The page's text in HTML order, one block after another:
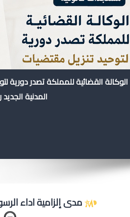
الوكالة القضائية للمملكة تصدر دورية
المدنية الجديد
مدى إلزامية اداء